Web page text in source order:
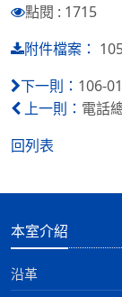
點閱 : 1715
附件檔案：
下一則： 106-
上一則： 電話
回列表
本室介紹
沿革